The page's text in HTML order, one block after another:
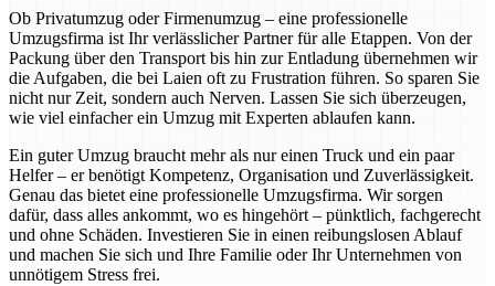
Ob Privatumzug oder Firmenumzug – eine professionelle
Umzugsfirma ist Ihr verlässlicher Partner für alle Etappen. Von der
Packung über den Transport bis hin zur Entladung übernehmen wir
die Aufgaben, die bei Laien oft zu Frustration führen. So sparen Sie
nicht nur Zeit, sondern auch Nerven. Lassen Sie sich überzeugen,
wie viel einfacher ein Umzug mit Experten ablaufen kann.
Ein guter Umzug braucht mehr als nur einen Truck und ein paar
Helfer – er benötigt Kompetenz, Organisation und Zuverlässigkeit.
Genau das bietet eine professionelle Umzugsfirma. Wir sorgen
dafür, dass alles ankommt, wo es hingehört – pünktlich, fachgerecht
und ohne Schäden. Investieren Sie in einen reibungslosen Ablauf
und machen Sie sich und Ihre Familie oder Ihr Unternehmen von
unnötigem Stress frei.